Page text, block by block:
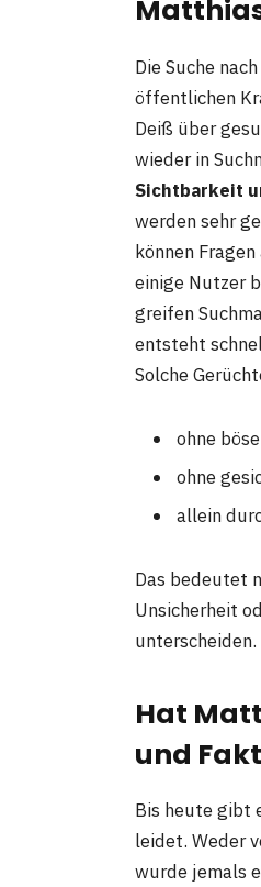
Die Suche nach
öffentlichen
Deiß über
wieder in
Sichtbarkeit
werden sehr
können
einige Nutzer
greifen
entsteht
Solche
ohne
ohne
allein
Das bedeutet
Unsicherheit
unterscheiden.
Hat
und
Bis heute gibt
leidet. Weder
wurde jemals